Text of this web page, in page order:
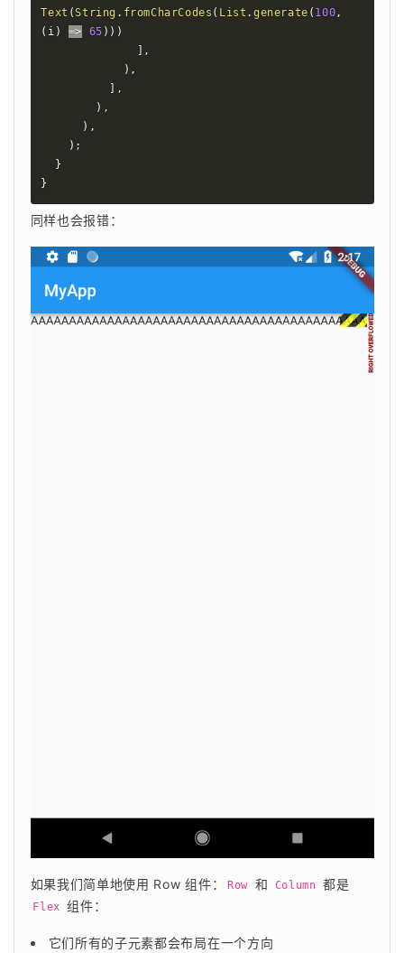
Text (String . fromCharCodes ( List . generate ( 100,
( i ) => 65 ) ) )
,
) ,
,
) ,
) ,
) ;
}
}
同样也会报错：
如果我们简单地使用 Row 组件： Row 和 Column
Flex 组件：
它们所有的子元素都会布局在一个方向